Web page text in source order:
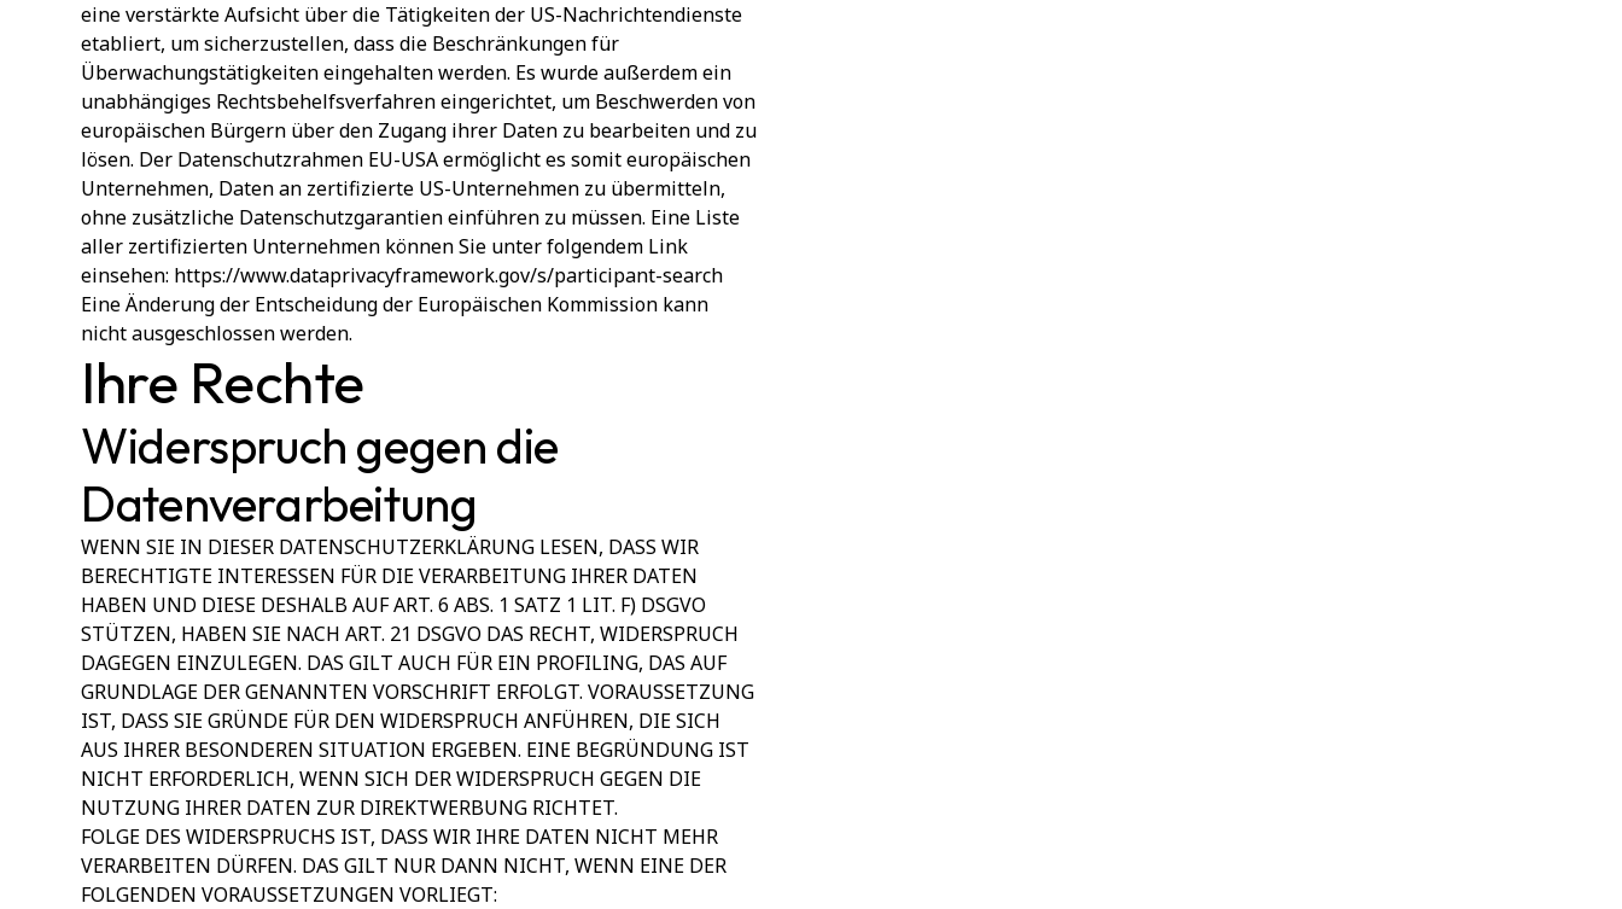
eine verstärkte Aufsicht über die Tätigkeiten der US-Nachrichtendienste
etabliert, um sicherzustellen, dass die Beschränkungen für
Überwachungstätigkeiten eingehalten werden. Es wurde außerdem ein
unabhängiges Rechtsbehelfsverfahren eingerichtet, um Beschwerden von
europäischen Bürgern über den Zugang ihrer Daten zu bearbeiten und zu
lösen. Der Datenschutzrahmen EU-USA ermöglicht es somit europäischen
Unternehmen, Daten an zertifizierte US-Unternehmen zu übermitteln,
ohne zusätzliche Datenschutzgarantien einführen zu müssen. Eine Liste
aller zertifizierten Unternehmen können Sie unter folgendem Link
einsehen: https://www.dataprivacyframework.gov/s/participant-search
Eine Änderung der Entscheidung der Europäischen Kommission kann
nicht ausgeschlossen werden.
Ihre Rechte
Widerspruch gegen die
Datenverarbeitung
WENN SIE IN DIESER DATENSCHUTZERKLÄRUNG LESEN, DASS WIR
BERECHTIGTE INTERESSEN FÜR DIE VERARBEITUNG IHRER DATEN
HABEN UND DIESE DESHALB AUF ART. 6 ABS. 1 SATZ 1 LIT. F) DSGVO
STÜTZEN, HABEN SIE NACH ART. 21 DSGVO DAS RECHT, WIDERSPRUCH
DAGEGEN EINZULEGEN. DAS GILT AUCH FÜR EIN PROFILING, DAS AUF
GRUNDLAGE DER GENANNTEN VORSCHRIFT ERFOLGT. VORAUSSETZUNG
IST, DASS SIE GRÜNDE FÜR DEN WIDERSPRUCH ANFÜHREN, DIE SICH
AUS IHRER BESONDEREN SITUATION ERGEBEN. EINE BEGRÜNDUNG IST
NICHT ERFORDERLICH, WENN SICH DER WIDERSPRUCH GEGEN DIE
NUTZUNG IHRER DATEN ZUR DIREKTWERBUNG RICHTET.
FOLGE DES WIDERSPRUCHS IST, DASS WIR IHRE DATEN NICHT MEHR
VERARBEITEN DÜRFEN. DAS GILT NUR DANN NICHT, WENN EINE DER
FOLGENDEN VORAUSSETZUNGEN VORLIEGT: